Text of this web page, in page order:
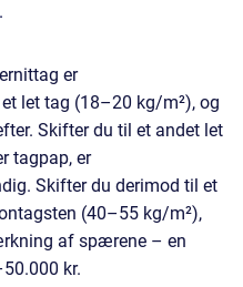
er
let tag (18–20 kg/m²), og
Skifter du til et andet let
tagpap, er
Skifter du derimod til et
(40–55 kg/m²),
af spærene – en
kr.